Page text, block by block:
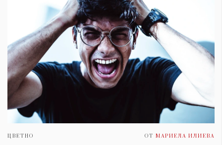
ЦВЕТНО ОТ МАРИЕЛА ИЛИЕВА